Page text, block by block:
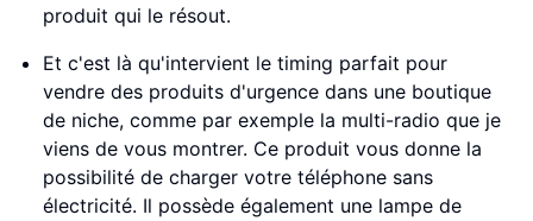
produit qui le résout.
Et c'est là qu'intervient le timing parfait pour
vendre des produits d'urgence dans une boutique
de niche, comme par exemple la multi-radio que je
viens de vous montrer. Ce produit vous donne la
possibilité de charger votre téléphone sans
électricité. Il possède également une lampe de